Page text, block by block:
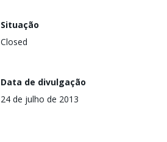
Situação
Closed
Data de divulgação
24 de julho de 2013